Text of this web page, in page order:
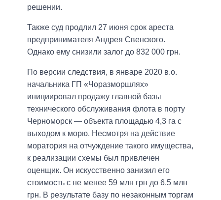
решении.
Также суд продлил 27 июня срок ареста
предпринимателя Андрея Свенского.
Однако ему снизили залог до 832 000 грн.
По версии следствия, в январе 2020 в.о.
начальника ГП «Чоразморшлях»
инициировал продажу главной базы
технического обслуживания флота в порту
Черноморск — объекта площадью 4,3 га с
выходом к морю. Несмотря на действие
моратория на отчуждение такого имущества,
к реализации схемы был привлечен
оценщик. Он искусственно занизил его
стоимость с не менее 59 млн грн до 6,5 млн
грн. В результате базу по незаконным торгам